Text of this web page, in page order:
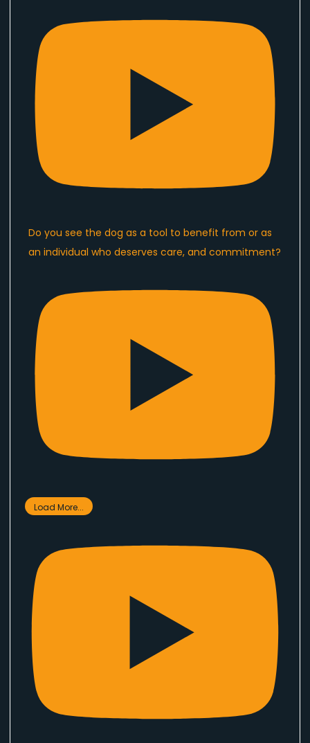
Do you see the dog as a tool to benefit from or as
an individual who deserves care, and commitment?
Load More...